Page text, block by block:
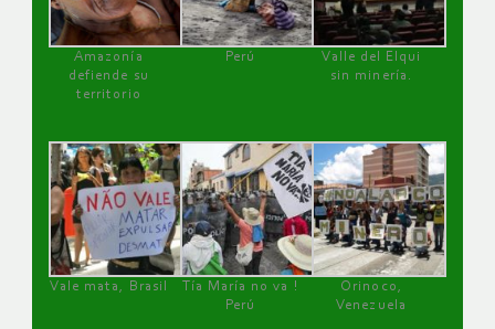
Amazonía
defiende su
territorio
Perú
Valle del Elqui
sin minería.
Vale mata, Brasil
Tía María no va !
Perú
Orinoco,
Venezuela